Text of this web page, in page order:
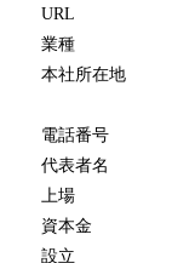
URL
業種
本社所在地
電話番号
代表者名
上場
資本金
設立